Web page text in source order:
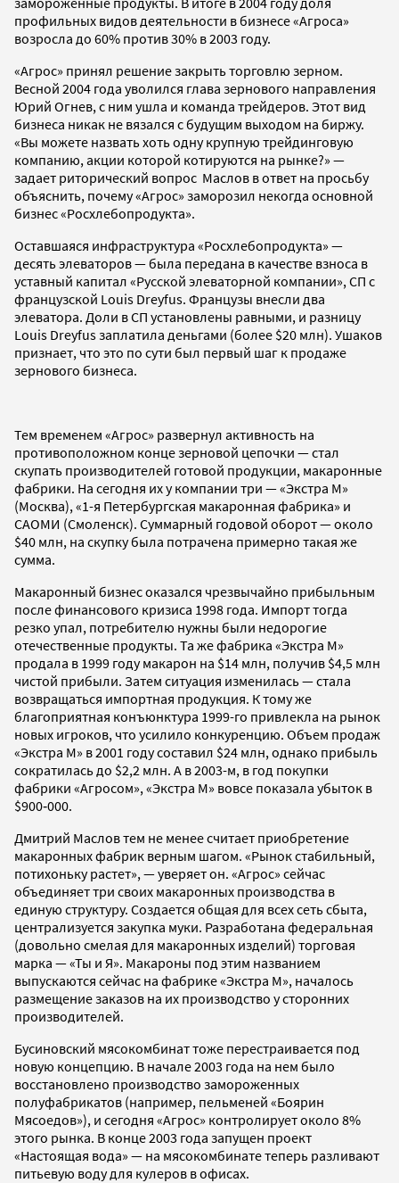
профильных видов деятельности в бизнесе «Агроса»
возросла до 60% против 30% в 2003 году.
«Агрос» принял решение закрыть торговлю зерном.
Весной 2004 года уволился глава зернового направления
Юрий Огнев, с ним ушла и команда трейдеров. Этот вид
бизнеса никак не вязался с будущим выходом на биржу.
«Вы можете назвать хоть одну крупную трейдинговую
компанию, акции которой котируются на рынке?» —
задает риторический вопрос Маслов в ответ на просьбу
объяснить, почему «Агрос» заморозил некогда основной
бизнес «Росхлебопродукта».
Оставшаяся инфраструктура «Росхлебопродукта» —
десять элеваторов — была передана в качестве взноса в
уставный капитал «Русской элеваторной компании», СП с
французской Louis Dreyfus. Французы внесли два
элеватора. Доли в СП установлены равными, и разницу
Louis Dreyfus заплатила деньгами (более $20 млн). Ушаков
признает, что это по сути был первый шаг к продаже
зернового бизнеса.
Тем временем «Агрос» развернул активность на
противоположном конце зерновой цепочки — стал
скупать производителей готовой продукции, макаронные
фабрики. На сегодня их у компании три — «Экстра М»
(Москва), «1-я Петербургская макаронная фабрика» и
САОМИ (Смоленск). Суммарный годовой оборот — около
$40 млн, на скупку была потрачена примерно такая же
сумма.
Макаронный бизнес оказался чрезвычайно прибыльным
после финансового кризиса 1998 года. Импорт тогда
резко упал, потребителю нужны были недорогие
отечественные продукты. Та же фабрика «Экстра М»
продала в 1999 году макарон на $14 млн, получив $4,5 млн
чистой прибыли. Затем ситуация изменилась — стала
возвращаться импортная продукция. К тому же
благоприятная конъюнктура 1999-го привлекла на рынок
новых игроков, что усилило конкуренцию. Объем продаж
«Экстра М» в 2001 году составил $24 млн, однако прибыль
сократилась до $2,2 млн. А в 2003-м, в год покупки
фабрики «Агросом», «Экстра М» вовсе показала убыток в
$900‑000.
Дмитрий Маслов тем не менее считает приобретение
макаронных фабрик верным шагом. «Рынок стабильный,
потихоньку растет», — уверяет он. «Агрос» сейчас
объединяет три своих макаронных производства в
единую структуру. Создается общая для всех сеть сбыта,
централизуется закупка муки. Разработана федеральная
(довольно смелая для макаронных изделий) торговая
марка — «Ты и Я». Макароны под этим названием
выпускаются сейчас на фабрике «Экстра М», началось
размещение заказов на их производство у сторонних
производителей.
Бусиновский мясокомбинат тоже перестраивается под
новую концепцию. В начале 2003 года на нем было
восстановлено производство замороженных
полуфабрикатов (например, пельменей «Боярин
Мясоедов»), и сегодня «Агрос» контролирует около 8%
этого рынка. В конце 2003 года запущен проект
«Настоящая вода» — на мясокомбинате теперь разливают
питьевую воду для кулеров в офисах.